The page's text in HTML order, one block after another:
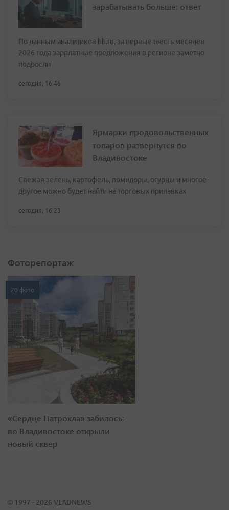
зарабатывать больше: ответ
По данным аналитиков hh.ru, за первые шесть месяцев
2026 года зарплатные предложения в регионе заметно
подросли
сегодня, 16:46
Ярмарки продовольственных
товаров развернутся во
Владивостоке
Свежая зелень, картофель, помидоры, огурцы и многое
другое можно будет найти на торговых прилавках
сегодня, 16:23
Фоторепортаж
20 фото
«Сердце Патрокла» забилось:
во Владивостоке открыли
новый сквер
© 1997 - 2026 VLADNEWS